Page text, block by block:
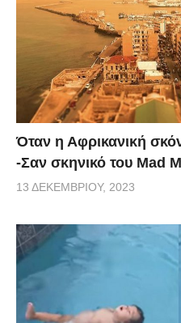
Όταν η Αφρικανική
-Σαν σκηνικό του Mad
13 ΔΕΚΕΜΒΡΊΟΥ, 2023